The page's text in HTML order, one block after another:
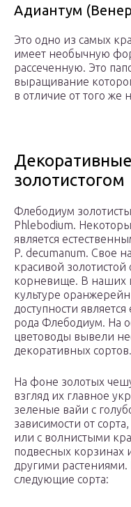
Адиантум
Это одно из самых
имеет необычную
рассеченную. Это
выращивание
в отличие от того же
золотистогом
Флебодиум
Phlebodium.
является
P. decumanum. Свое
красивой
корневище. В наших
культуре
доступности
рода Флебодиум. На
цветоводы вывели
декоративных сортов.
На фоне золотых
взгляд их главное
зеленые вайи с
зависимости от
или с волнистыми
подвесных корзинах
другими
следующие сорта: